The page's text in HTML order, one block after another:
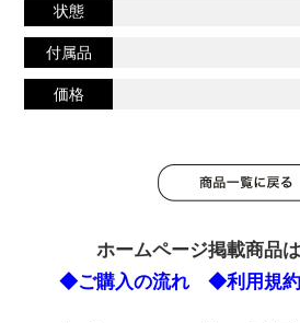
状態
付属品
価格
ホームページ掲載商品
◆ご購入の流れ
◆利用規約